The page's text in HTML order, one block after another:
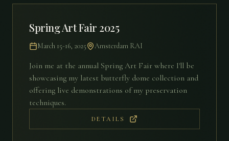
Spring Art Fair 2025
March 15-16, 2025 Amsterdam RAI
Join me at the annual Spring Art Fair where I'll be
showcasing my latest butterfly dome collection and
offering live demonstrations of my preservation
techniques.
DETAILS